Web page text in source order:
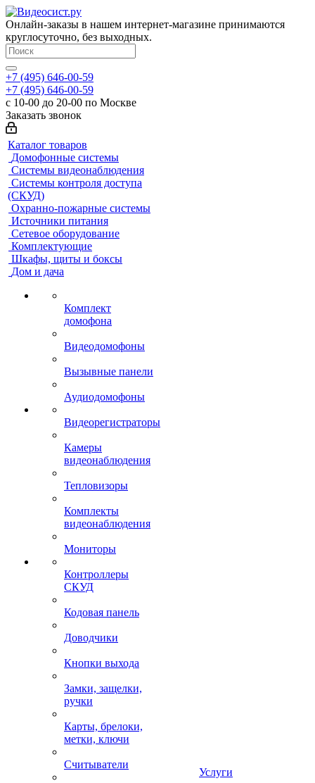
Онлайн-заказы в нашем интернет-магазине принимаются
круглосуточно, без выходных.
+7 (495) 646-00-59
+7 (495) 646-00-59
с 10-00 до 20-00 по Москве
Заказать звонок
Каталог товаров
Домофонные системы
Системы видеонаблюдения
Системы контроля доступа
(СКУД)
Охранно-пожарные системы
Источники питания
Сетевое оборудование
Комплектующие
Шкафы, щиты и боксы
Дом и дача
Комплект
домофона
Видеодомофоны
Вызывные панели
Аудиодомофоны
Видеорегистраторы
Камеры
видеонаблюдения
Тепловизоры
Комплекты
видеонаблюдения
Мониторы
Контроллеры
СКУД
Кодовая панель
Доводчики
Кнопки выхода
Замки, защелки,
ручки
Карты, брелоки,
метки, ключи
Считыватели
Услуги